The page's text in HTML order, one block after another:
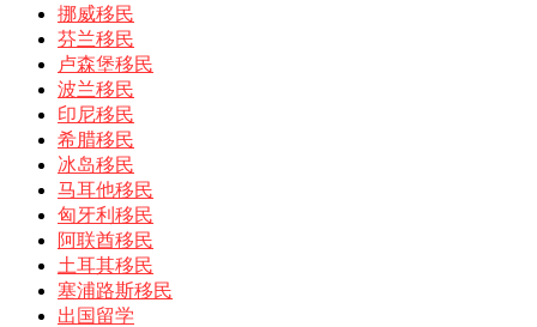
挪威移民
芬兰移民
卢森堡移民
波兰移民
印尼移民
希腊移民
冰岛移民
马耳他移民
匈牙利移民
阿联酋移民
土耳其移民
塞浦路斯移民
出国留学